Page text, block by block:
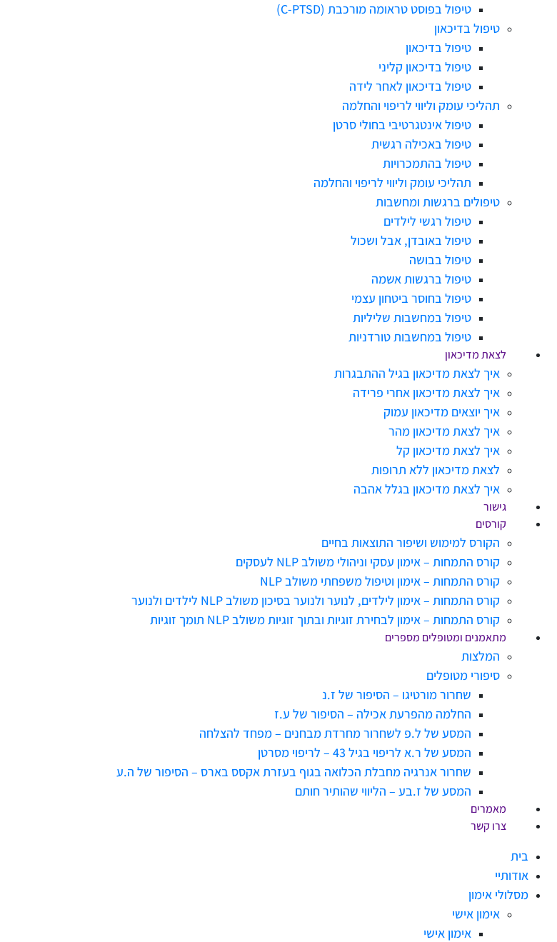
טיפול בפוסט טראומה מורכבת (C-PTSD)
טיפול בדיכאון
טיפול בדיכאון
טיפול בדיכאון קליני
טיפול בדיכאון לאחר לידה
תהליכי עומק וליווי לריפוי והחלמה
טיפול אינטגרטיבי בחולי סרטן
טיפול באכילה רגשית
טיפול בהתמכרויות
תהליכי עומק וליווי לריפוי והחלמה
טיפולים ברגשות ומחשבות
טיפול רגשי לילדים
טיפול באובדן, אבל ושכול
טיפול בבושה
טיפול ברגשות אשמה
טיפול בחוסר ביטחון עצמי
טיפול במחשבות שליליות
טיפול במחשבות טורדניות
לצאת מדיכאון
איך לצאת מדיכאון בגיל ההתבגרות
איך לצאת מדיכאון אחרי פרידה
איך יוצאים מדיכאון עמוק
איך לצאת מדיכאון מהר
איך לצאת מדיכאון קל
לצאת מדיכאון ללא תרופות
איך לצאת מדיכאון בגלל אהבה
גישור
קורסים
הקורס למימוש ושיפור התוצאות בחיים
קורס התמחות – אימון עסקי וניהולי משולב NLP לעסקים
קורס התמחות – אימון וטיפול משפחתי משולב NLP
קורס התמחות – אימון לילדים, לנוער ולנוער בסיכון משולב NLP לילדים ולנוער
קורס התמחות – אימון לבחירת זוגיות ובתוך זוגיות משולב NLP תומך זוגיות
מתאמנים ומטופלים מספרים
המלצות
סיפורי מטופלים
שחרור מורטיגו – הסיפור של ז.נ
החלמה מהפרעת אכילה – הסיפור של ע.ז
המסע של ל.פ לשחרור מחרדת מבחנים – מפחד להצלחה
המסע של ר.א לריפוי בגיל 43 – לריפוי מסרטן
שחרור אנרגיה מחבלת הכלואה בגוף בעזרת אקסס בארס – הסיפור של ה.ע
המסע של ז.בע – הליווי שהותיר חותם
מאמרים
צרו קשר
בית
אודותיי
מסלולי אימון
אימון אישי
אימון אישי